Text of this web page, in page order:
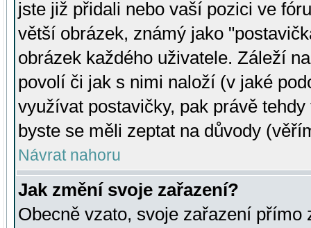
jste již přidali nebo vaší pozici ve
větší obrázek, známý jako
obrázek každého uživatele. Záleží
povolí či jak s nimi naloží (v jaké
využívat postavičky, pak právě
byste se měli zeptat na důvody
Návrat nahoru
Jak změní svoje zařazení?
Obecně vzato, svoje zařazení přímo